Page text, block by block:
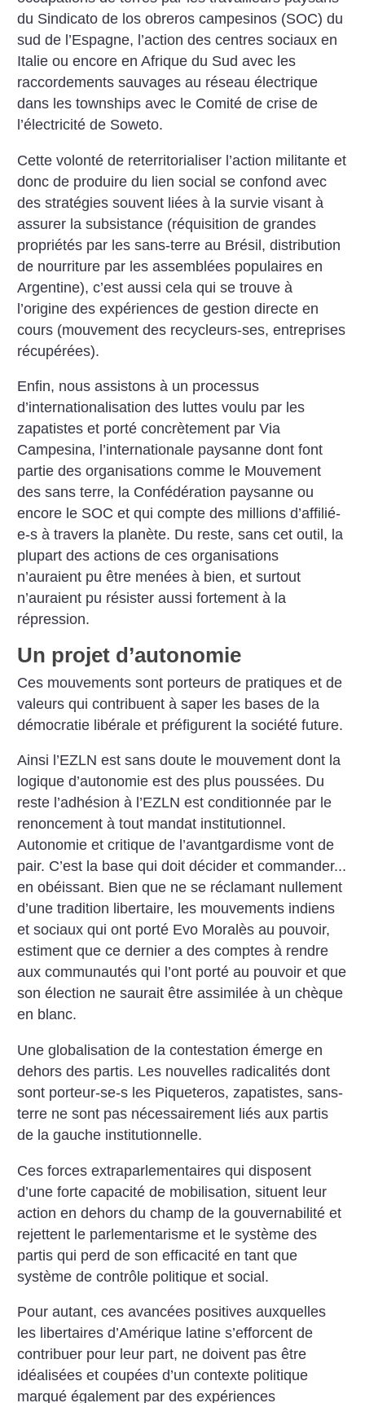
du Sindicato de los obreros campesinos (SOC) du
sud de l’Espagne, l’action des centres sociaux en
Italie ou encore en Afrique du Sud avec les
raccordements sauvages au réseau électrique
dans les townships avec le Comité de crise de
l’électricité de Soweto.
Cette volonté de reterritorialiser l’action militante et
donc de produire du lien social se confond avec
des stratégies souvent liées à la survie visant à
assurer la subsistance (réquisition de grandes
propriétés par les sans-terre au Brésil, distribution
de nourriture par les assemblées populaires en
Argentine), c’est aussi cela qui se trouve à
l’origine des expériences de gestion directe en
cours (mouvement des recycleurs-ses, entreprises
récupérées).
Enfin, nous assistons à un processus
d’internationalisation des luttes voulu par les
zapatistes et porté concrètement par Via
Campesina, l’internationale paysanne dont font
partie des organisations comme le Mouvement
des sans terre, la Confédération paysanne ou
encore le SOC et qui compte des millions d’affilié-
e-s à travers la planète. Du reste, sans cet outil, la
plupart des actions de ces organisations
n’auraient pu être menées à bien, et surtout
n’auraient pu résister aussi fortement à la
répression.
Un projet d’autonomie
Ces mouvements sont porteurs de pratiques et de
valeurs qui contribuent à saper les bases de la
démocratie libérale et préfigurent la société future.
Ainsi l’EZLN est sans doute le mouvement dont la
logique d’autonomie est des plus poussées. Du
reste l’adhésion à l’EZLN est conditionnée par le
renoncement à tout mandat institutionnel.
Autonomie et critique de l’avantgardisme vont de
pair. C’est la base qui doit décider et commander...
en obéissant. Bien que ne se réclamant nullement
d’une tradition libertaire, les mouvements indiens
et sociaux qui ont porté Evo Moralès au pouvoir,
estiment que ce dernier a des comptes à rendre
aux communautés qui l’ont porté au pouvoir et que
son élection ne saurait être assimilée à un chèque
en blanc.
Une globalisation de la contestation émerge en
dehors des partis. Les nouvelles radicalités dont
sont porteur-se-s les Piqueteros, zapatistes, sans-
terre ne sont pas nécessairement liés aux partis
de la gauche institutionnelle.
Ces forces extraparlementaires qui disposent
d’une forte capacité de mobilisation, situent leur
action en dehors du champ de la gouvernabilité et
rejettent le parlementarisme et le système des
partis qui perd de son efficacité en tant que
système de contrôle politique et social.
Pour autant, ces avancées positives auxquelles
les libertaires d’Amérique latine s’efforcent de
contribuer pour leur part, ne doivent pas être
idéalisées et coupées d’un contexte politique
marqué également par des expériences